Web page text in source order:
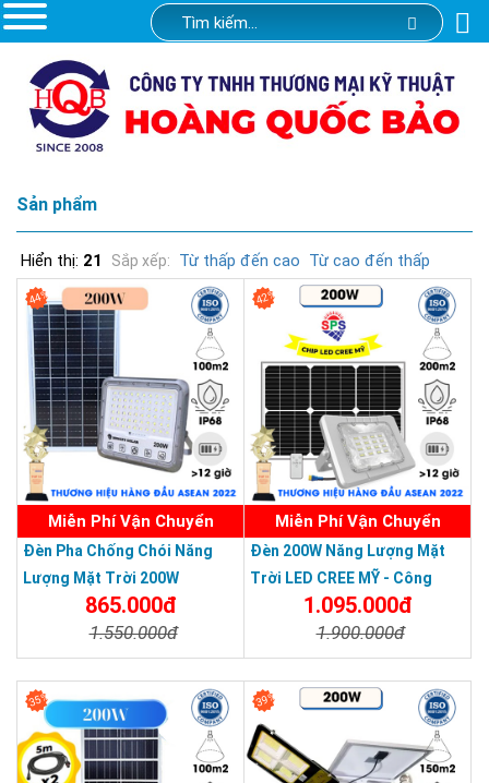
Sản phẩm
Hiển thị: 21 Sắp xếp: Từ thấp đến cao Từ cao đến thấp
44%
Miễn Phí Vận Chuyển
Đèn Pha Chống Chói Năng
Lượng Mặt Trời 200W
865.000đ
1.550.000đ
42%
Miễn Phí Vận Chuyển
Đèn 200W Năng Lượng Mặt
Trời LED CREE MỸ - Công
Nghệ Mới Bảo Hành 3 Năm
1.095.000đ
1.900.000đ
35% 39%